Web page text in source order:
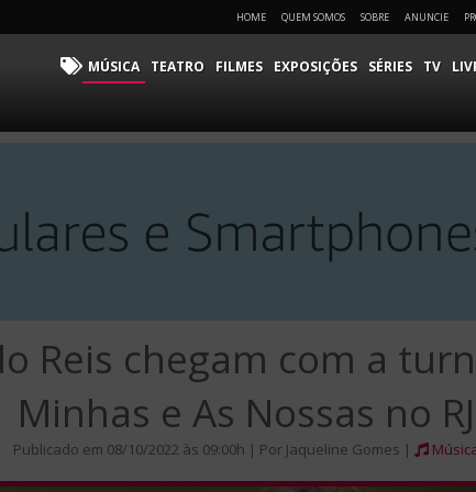
HOME QUEM SOMOS SOBRE ANUNCIE
MÚSICA TEATRO FILMES EXPOSIÇÕES SÉRIES TV
Reis chegam com a
Minhas e As Nossas no RJ
Publicado em 08/10/2022 às 09:00h | Por Jaqueline Gomes |